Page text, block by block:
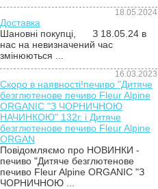
18.05.2024
Доставка
Шановні покупці, З 18.05.24 в
нас на невизначений час
змінюються ...
16.03.2023
Скоро в наявності!печиво "Дитяче
безглютенове печиво Fleur Alpine
ORGANIC "З ЧОРНИЧНОЮ
НАЧИНКОЮ" 132г. і Дитяче
безглютенове печиво Fleur Alpine
ORGAN
Повідомляємо про НОВИНКИ -
печиво "Дитяче безглютенове
печиво Fleur Alpine ORGANIC "З
ЧОРНИЧНОЮ ...